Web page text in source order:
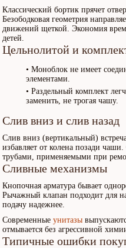
Классический бортик прячет
Безободковая геометрия
движений щеткой. Экономия
детей.
Цельнолитой и
• Моноблок не имеет
элементами.
• Раздельный комплект
заменить, не трогая чашу.
Слив вниз и слив назад
Слив вниз (вертикальный)
избавляет от колена позади
трубами, применяемыми при
Сливные механизмы
Кнопочная арматура бывает
Рычажный клапан подходит для
подачу надежнее.
Современные унитазы
отмывается без агрессивной
Типичные ошибки